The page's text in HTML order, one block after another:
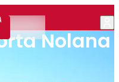
Nolana